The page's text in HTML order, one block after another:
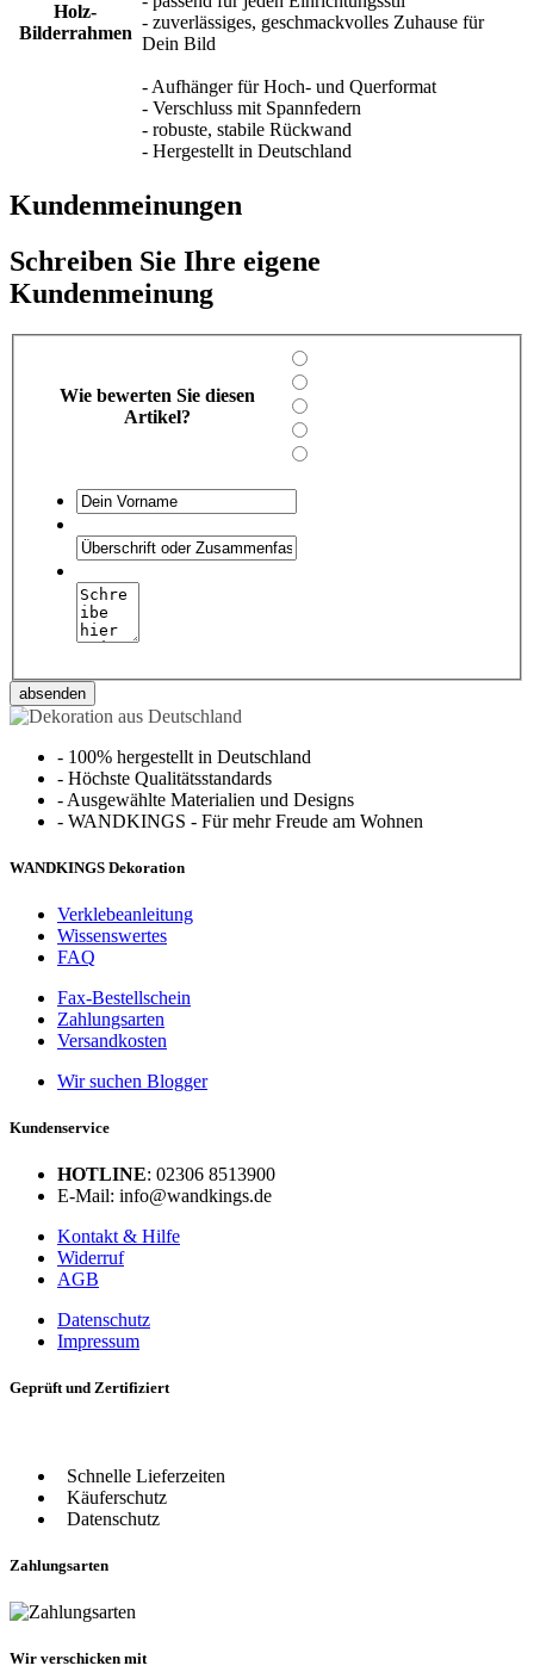
Holz-
Bilderrahmen
- zuverlässiges, geschmackvolles Zuhause für
Dein Bild
- Aufhänger für Hoch- und Querformat
- Verschluss mit Spannfedern
- robuste, stabile Rückwand
- Hergestellt in Deutschland
Kundenmeinungen
Schreiben Sie Ihre eigene
Kundenmeinung
Wie bewerten Sie diesen
Artikel?
absenden
- 100% hergestellt in Deutschland
- Höchste Qualitätsstandards
- Ausgewählte Materialien und Designs
- WANDKINGS - Für mehr Freude am Wohnen
WANDKINGS Dekoration
Verklebeanleitung
Wissenswertes
FAQ
Fax-Bestellschein
Zahlungsarten
Versandkosten
Wir suchen Blogger
Kundenservice
HOTLINE: 02306 8513900
E-Mail: info@wandkings.de
Kontakt & Hilfe
Widerruf
AGB
Datenschutz
Impressum
Geprüft und Zertifiziert
Schnelle Lieferzeiten
Käuferschutz
Datenschutz
Zahlungsarten
Wir verschicken mit